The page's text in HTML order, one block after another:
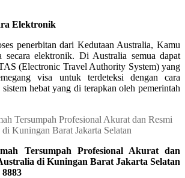
Elektronik
penerbitan dari Kedutaan Australia, Kamu
secara elektronik. Di Australia semua dapat
(Electronic Travel Authority System) yang
visa untuk terdeteksi dengan cara
hebat yang di terapkan oleh pemerintah
Tersumpah Profesional Akurat dan
di Kuningan Barat Jakarta Selatan